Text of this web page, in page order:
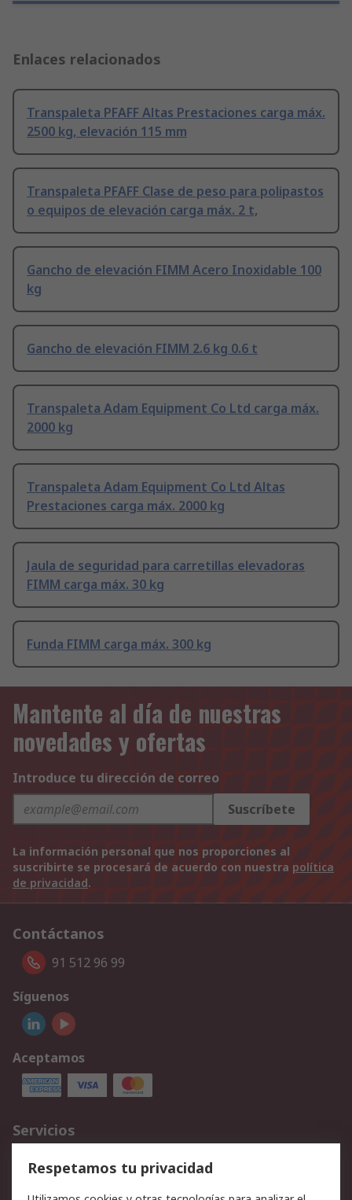
Enlaces relacionados
Transpaleta PFAFF Altas Prestaciones carga máx.
2500 kg, elevación 115 mm
Transpaleta PFAFF Clase de peso para polipastos
o equipos de elevación carga máx. 2 t,
Gancho de elevación FIMM Acero Inoxidable 100
kg
Gancho de elevación FIMM 2.6 kg 0.6 t
Transpaleta Adam Equipment Co Ltd carga máx.
2000 kg
Transpaleta Adam Equipment Co Ltd Altas
Prestaciones carga máx. 2000 kg
Jaula de seguridad para carretillas elevadoras
FIMM carga máx. 30 kg
Funda FIMM carga máx. 300 kg
Mantente al día de nuestras
novedades y ofertas
Introduce tu dirección de correo
Suscríbete
La información personal que nos proporciones al
suscribirte se procesará de acuerdo con nuestra política
de privacidad.
Contáctanos
91 512 96 99
Síguenos
Aceptamos
Servicios
Cómo realizar pedidos
Devoluciones
Facturación y pago
Respetamos tu privacidad